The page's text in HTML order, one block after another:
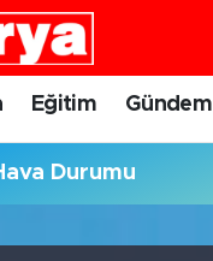
Eğitim Gündem
Durumu
Eczaneler